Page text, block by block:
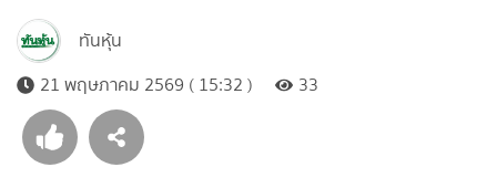
ทันหุ้น
21 พฤษภาคม 2569 ( 15:32 )
33